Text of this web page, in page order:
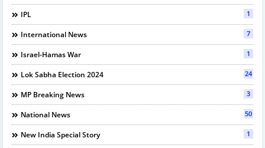
IPL 1
International News 7
Israel-Hamas War 1
Lok Sabha Election 2024 24
MP Breaking News 3
National News 50
New India Special Story 1